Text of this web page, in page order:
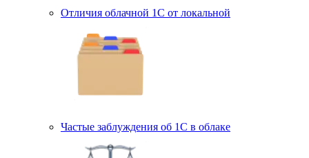
Отличия облачной 1С от локальной
Частые заблуждения об 1С в облаке